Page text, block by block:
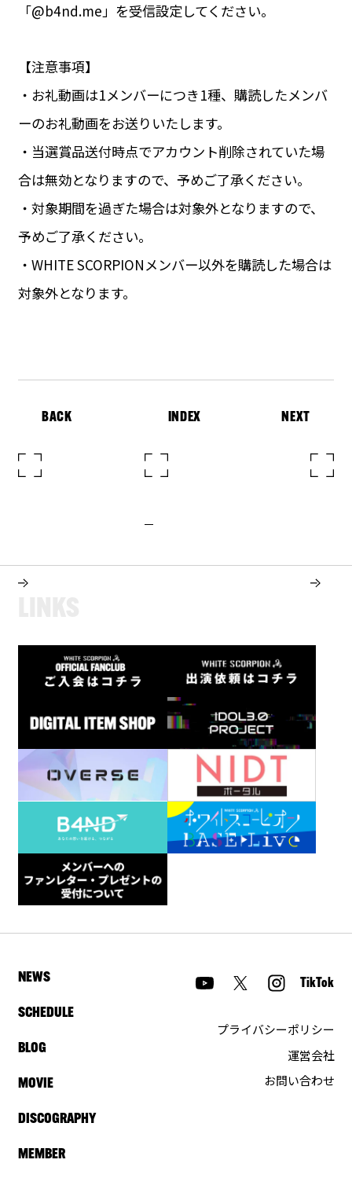
「@b4nd.me」を受信設定してください。
【注意事項】
・お礼動画は1メンバーにつき1種、購読したメンバ
ーのお礼動画をお送りいたします。
・当選賞品送付時点でアカウント削除されていた場
合は無効となりますので、予めご了承ください。
・対象期間を過ぎた場合は対象外となりますので、
予めご了承ください。
・WHITE SCORPIONメンバー以外を購読した場合は
対象外となります。
BACK INDEX NEXT
NEWS
SCHEDULE
BLOG
MOVIE
DISCOGRAPHY
MEMBER
TikTok
プライバシーポリシー
運営会社
お問い合わせ